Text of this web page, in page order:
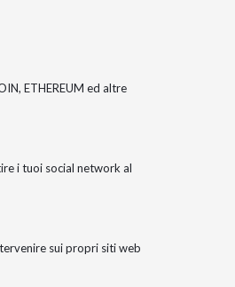
ETHEREUM ed altre
i tuoi social network al
sui propri siti web